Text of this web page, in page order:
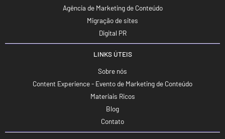
Agência de Marketing de Conteúdo
Migração de sites
Digital PR
LINKS ÚTEIS
Sobre nós
Content Experience - Evento de Marketing de Conteúdo
Materiais Ricos
Blog
Contato